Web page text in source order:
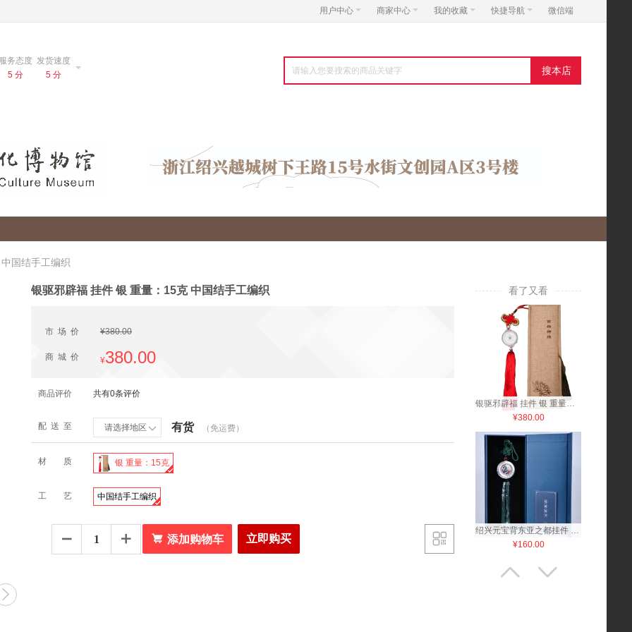
用户中心 商家中心 我的收藏 快捷导航 微信端
务态度
5 分
发货速度
5 分
搜本店
国结手工编织
银驱邪辟福 挂件 银 重量：15克 中国结手工编织
市场价 ¥380.00
商城价 ¥380.00
商品评价 共有0条评价
配送至 请选择地区  有货 （免运费）
材质 银 重量：15克
工艺 中国结手工编织
   添加购物车 立即购买 
看了又看
银驱邪辟福 挂件 银 重量：15克 中国结手工编织
¥380.00
绍兴元宝背东亚之都挂件 银片 中国结手工编织
¥160.00
 